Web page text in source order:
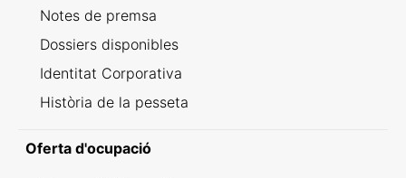
Notes de premsa
Dossiers disponibles
Identitat Corporativa
Història de la pesseta
Oferta d'ocupació